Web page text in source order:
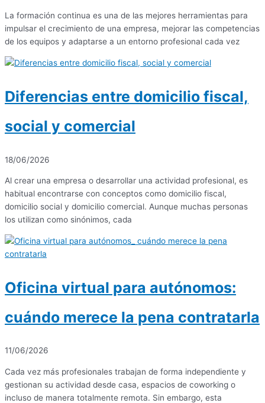
La formación continua es una de las mejores herramientas para
impulsar el crecimiento de una empresa, mejorar las competencias
de los equipos y adaptarse a un entorno profesional cada vez
Diferencias entre domicilio fiscal,
social y comercial
18/06/2026
Al crear una empresa o desarrollar una actividad profesional, es
habitual encontrarse con conceptos como domicilio fiscal,
domicilio social y domicilio comercial. Aunque muchas personas
los utilizan como sinónimos, cada
Oficina virtual para autónomos:
cuándo merece la pena contratarla
11/06/2026
Cada vez más profesionales trabajan de forma independiente y
gestionan su actividad desde casa, espacios de coworking o
incluso de manera totalmente remota. Sin embargo, esta